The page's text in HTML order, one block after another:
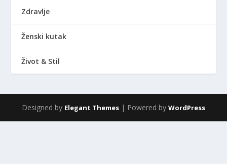
Zdravlje
Ženski kutak
Život & Stil
Designed by Elegant Themes | Powered by WordPress